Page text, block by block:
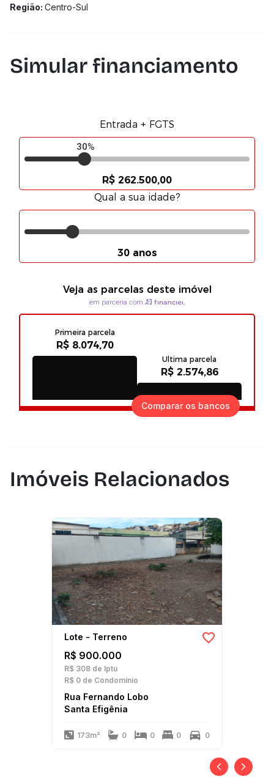
Região: Centro-Sul
Simular financiamento
Comparar os bancos
Imóveis Relacionados
Lote - Terreno
R$ 900.000
R$ 308 de Iptu
R$ 0 de Condomínio
Rua Fernando Lobo
Santa Efigênia
173m² 0 0 0 0